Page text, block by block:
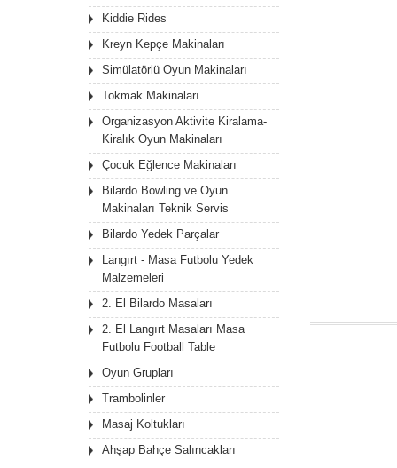
Kiddie Rides
Kreyn Kepçe Makinaları
Simülatörlü Oyun Makinaları
Tokmak Makinaları
Organizasyon Aktivite Kiralama-
Kiralık Oyun Makinaları
Çocuk Eğlence Makinaları
Bilardo Bowling ve Oyun
Makinaları Teknik Servis
Bilardo Yedek Parçalar
Langırt - Masa Futbolu Yedek
Malzemeleri
2. El Bilardo Masaları
2. El Langırt Masaları Masa
Futbolu Football Table
Oyun Grupları
Trambolinler
Masaj Koltukları
Ahşap Bahçe Salıncakları